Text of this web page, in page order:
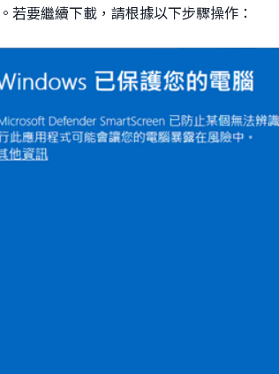
要繼續下載，請根據以下步驟操作：